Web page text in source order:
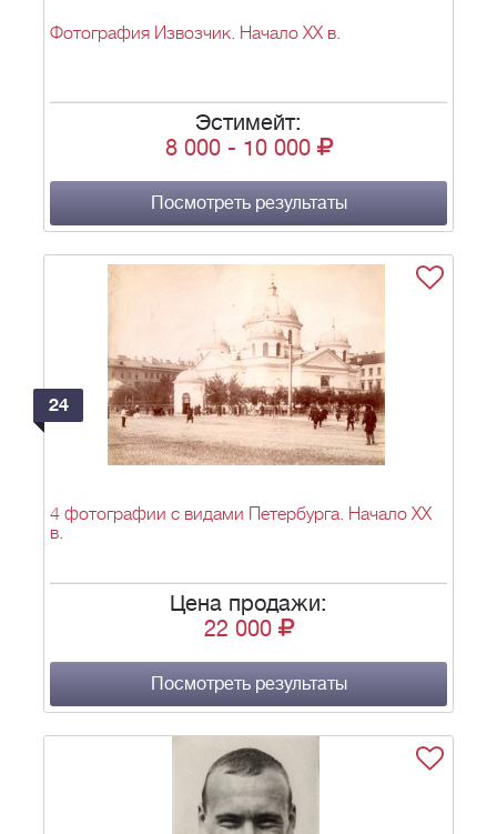
Фотография Извозчик. Начало ХХ в.
Эстимейт:
8 000- 10 000
Посмотреть результаты
24
4 фотографии с видами Петербурга. Начало ХХ
в.
Цена продажи:
22 000
Посмотреть результаты